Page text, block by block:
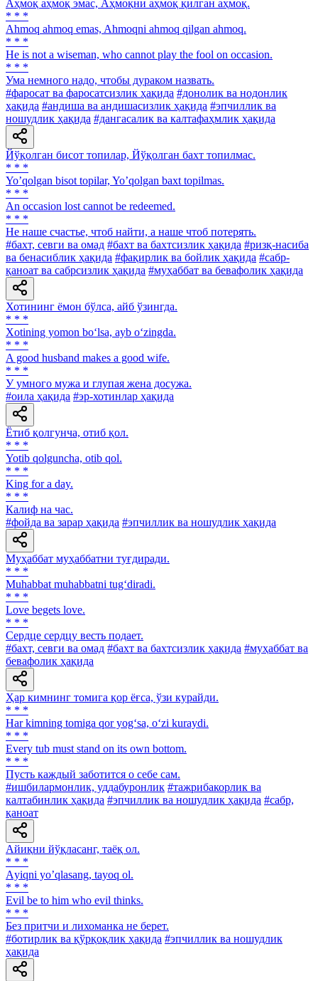
Аҳмоқ аҳмоқ эмас, Аҳмоқни аҳмоқ қилган аҳмоқ.
* * *
Ahmoq ahmoq emas, Ahmoqni ahmoq qilgan ahmoq.
* * *
He is not a wiseman, who cannot play the fool on occasion.
* * *
Ума немного надо, чтобы дураком назвать.
#фаросат ва фаросатсизлик ҳақида #донолик ва нодонлик
ҳақида #андиша ва андишасизлик ҳақида #эпчиллик ва
ношудлик ҳақида #дангасалик ва калтафаҳмлик ҳақида
Йўқолган бисот топилар, Йўқолган бахт топилмас.
* * *
Yoʼqolgan bisot topilar, Yoʼqolgan baxt topilmas.
* * *
An occasion lost cannot be redeemed.
* * *
He наше счастье, чтоб найти, а наше чтоб потерять.
#бахт, севги ва омад #бахт ва бахтсизлик ҳақида #ризқ-насиба
ва бенасиблик ҳақида #фақирлик ва бойлик ҳақида #сабр-
қаноат ва сабрсизлик ҳақида #муҳаббат ва бевафолик ҳақида
Хотининг ёмон бўлса, айб ўзингда.
* * *
Xotining yomon bo‘lsa, ayb o‘zingda.
* * *
A good husband makes a good wife.
* * *
У умного мужа и глупая жена досужа.
#оила ҳақида #эр-хотинлар ҳақида
Ётиб қолгунча, отиб қол.
* * *
Yotib qolguncha, otib qol.
* * *
King for a day.
* * *
Калиф на час.
#фойда ва зарар ҳақида #эпчиллик ва ношудлик ҳақида
Муҳаббат муҳаббатни туғдиради.
* * *
Muhabbat muhabbatni tug‘diradi.
* * *
Love begets love.
* * *
Сердце сердцу весть подает.
#бахт, севги ва омад #бахт ва бахтсизлик ҳақида #муҳаббат ва
бевафолик ҳақида
Ҳар кимнинг томига қор ёғса, ўзи курайди.
* * *
Har kimning tomiga qor yog‘sa, o‘zi kuraydi.
* * *
Every tub must stand on its own bottom.
* * *
Пусть каждый заботится о себе сам.
#ишбилармонлик, уддабуронлик #тажрибакорлик ва
калтабинлик ҳақида #эпчиллик ва ношудлик ҳақида #сабр,
қаноат
Айиқни йўқласанг, таёқ ол.
* * *
Аyiqni yoʼqlasang, tayoq ol.
* * *
Evil be to him who evil thinks.
* * *
Без притчи и лихоманка не берет.
#ботирлик ва қўрқоқлик ҳақида #эпчиллик ва ношудлик
ҳақида